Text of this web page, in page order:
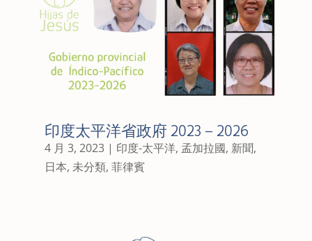
印度太平洋省政府 2023 – 2026
4 月 3, 2023| 印度-太平洋, 孟加拉國, 新聞,
日本, 未分類, 菲律賓